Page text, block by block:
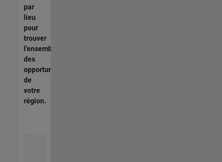
par
lieu
pour
trouver
l’ensemble
des
opportunités
de
votre
région.